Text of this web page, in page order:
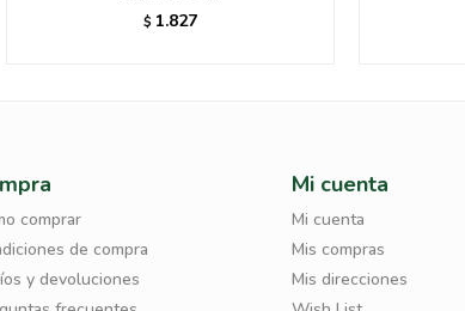
$ 1.827
comprar
de compra
y devoluciones
Mi cuenta
Mi cuenta
Mis compras
Mis direcciones